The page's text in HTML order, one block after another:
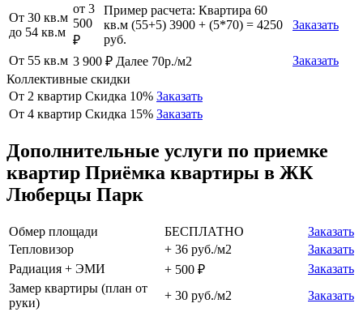
От 30 кв.м
до 54 кв.м
от 3
500
₽
Пример расчета: Квартира 60
кв.м (55+5) 3900 + (5*70) = 4250
руб.
Заказать
От 55 кв.м 3 900 ₽ Далее 70р./м2
Заказать
Коллективные скидки
От 2 квартир Скидка 10% Заказать
От 4 квартир Скидка 15% Заказать
Дополнительные услуги по приемке
квартир Приёмка квартиры в ЖК
Люберцы Парк
Обмер площади БЕСПЛАТНО
Заказать
Тепловизор
+ 36 руб./м2
Заказать
Радиация + ЭМИ
+ 500 ₽
Заказать
Замер квартиры (план от
руки)
+ 30 руб./м2
Заказать